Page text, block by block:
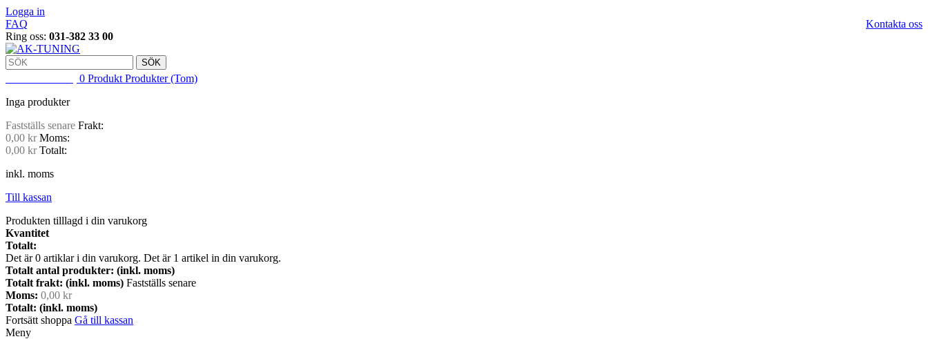
Logga in
Kontakta oss
FAQ
Ring oss: 031-382 33 00
SÖK
0 Produkt Produkter (Tom)
Inga produkter
Fastställs senare Frakt:
0,00 kr Moms:
0,00 kr Totalt:
inkl. moms
Till kassan
Produkten tilllagd i din varukorg
Kvantitet
Totalt:
Det är0 artiklar i din varukorg. Det är 1 artikel in din varukorg.
Totalt antal produkter: (inkl. moms)
Totalt frakt: (inkl. moms) Fastställs senare
Moms: 0,00 kr
Totalt: (inkl. moms)
Fortsätt shoppa Gå till kassan
Meny